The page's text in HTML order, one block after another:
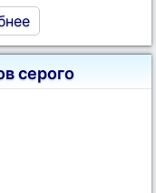
серого